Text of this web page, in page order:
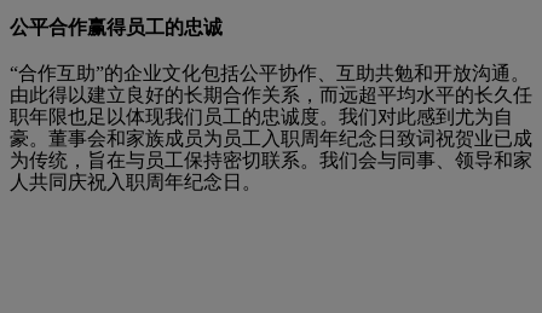
公平合作赢得员工的忠诚
“合作互助”的企业文化包括公平协作、互助共勉和开放沟通。
由此得以建立良好的长期合作关系，而远超平均水平的长久任
职年限也足以体现我们员工的忠诚度。我们对此感到尤为自
豪。董事会和家族成员为员工入职周年纪念日致词祝贺业已成
为传统，旨在与员工保持密切联系。我们会与同事、领导和家
人共同庆祝入职周年纪念日。